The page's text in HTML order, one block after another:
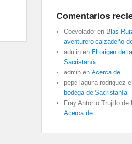
Comentarios
Coevolador en Blas
aventurero calzadeño
admin en El origen de
Sacristanía
admin en Acerca de
pepe laguna rodriguez
bodega de Sacristanía
Fray Antonio Trujillo de
Acerca de